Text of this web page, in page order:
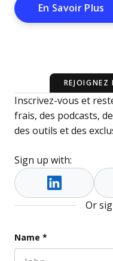
En Savoir Plus
Inscrivez-vous et
frais, des podcasts,
des outils et des
Sign up with:
Or
Comments
Name *